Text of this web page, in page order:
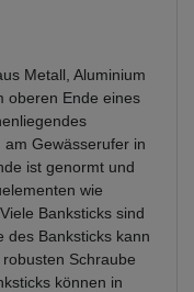
Metall, Aluminium
oberen Ende eines
Gewässerufer in
ist genormt und
wie
Banksticks sind
des Banksticks kann
Schraube
können in